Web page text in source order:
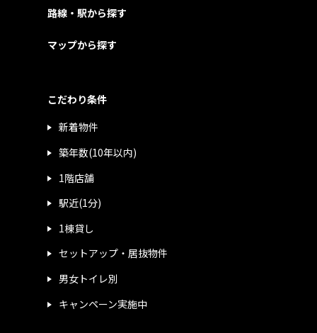
路線・駅から探す
マップから探す
こだわり条件
新着物件
築年数(10年以内)
1階店舗
駅近(1分)
1棟貸し
セットアップ・居抜物件
男女トイレ別
キャンペーン実施中